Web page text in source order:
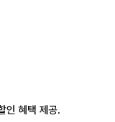
인 혜택 제공.